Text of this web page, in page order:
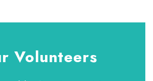
Volunteers